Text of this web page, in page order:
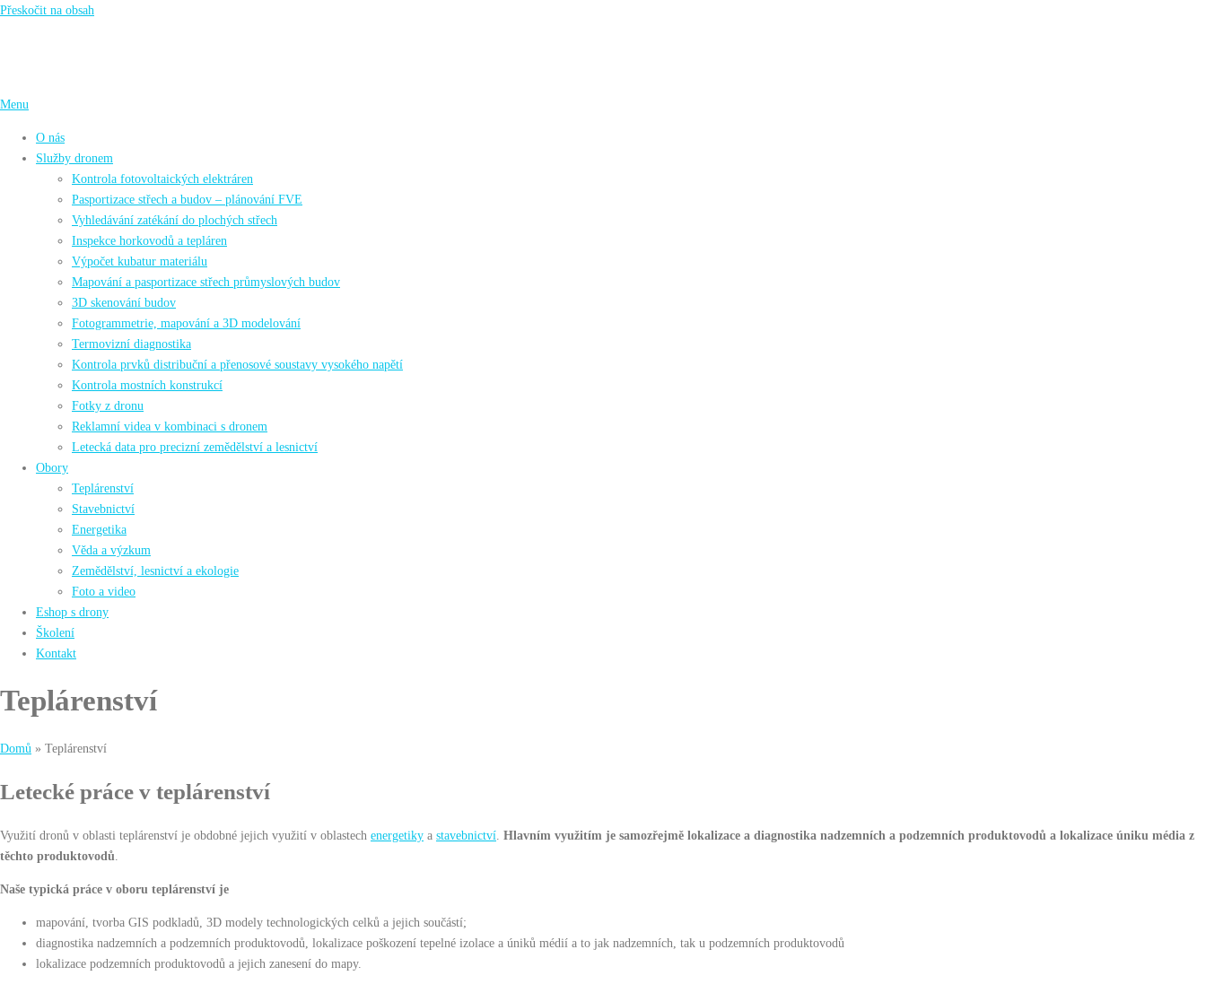
Přeskočit na obsah
Menu
O nás
Služby dronem
Kontrola fotovoltaických elektráren
Pasportizace střech a budov – plánování FVE
Vyhledávání zatékání do plochých střech
Inspekce horkovodů a tepláren
Výpočet kubatur materiálu
Mapování a pasportizace střech průmyslových budov
3D skenování budov
Fotogrammetrie, mapování a 3D modelování
Termovizní diagnostika
Kontrola prvků distribuční a přenosové soustavy vysokého napětí
Kontrola mostních konstrukcí
Fotky z dronu
Reklamní videa v kombinaci s dronem
Letecká data pro precizní zemědělství a lesnictví
Obory
Teplárenství
Stavebnictví
Energetika
Věda a výzkum
Zemědělství, lesnictví a ekologie
Foto a video
Eshop s drony
Školení
Kontakt
Teplárenství
Domů » Teplárenství
Letecké práce v teplárenství
Využití dronů v oblasti teplárenství je obdobné jejich využití v oblastech energetiky a stavebnictví Hlavním využitím je samozřejmě lokalizace a diagnostika nadzemních a podzemních produktovodů a lokalizace úniku média z
těchto produktovodů
Naše typická práce v oboru teplárenství je
mapování, tvorba GIS podkladů, 3D modely technologických celků a jejich součástí;
diagnostika nadzemních a podzemních produktovodů, lokalizace poškození tepelné izolace a úniků médií a to jak nadzemních, tak u podzemních produktovodů
lokalizace podzemních produktovodů a jejich zanesení do mapy.